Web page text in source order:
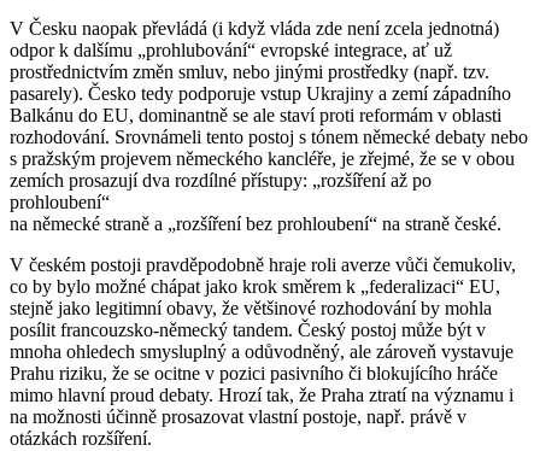
V Česku naopak převládá (i když vláda zde není zcela jednotná)
odpor k dalšímu „prohlubování“ evropské integrace, ať už
prostřednictvím změn smluv, nebo jinými prostředky (např. tzv.
pasarely). Česko tedy podporuje vstup Ukrajiny a zemí západního
Balkánu do EU, dominantně se ale staví proti reformám v oblasti
rozhodování. Srovnámeli tento postoj s tónem německé debaty nebo
s pražským projevem německého kancléře, je zřejmé, že se v obou
zemích prosazují dva rozdílné přístupy: „rozšíření až po
prohloubení“
na německé straně a „rozšíření bez prohloubení“ na straně české.
V českém postoji pravděpodobně hraje roli averze vůči čemukoliv,
co by bylo možné chápat jako krok směrem k „federalizaci“ EU,
stejně jako legitimní obavy, že většinové rozhodování by mohla
posílit francouzsko-německý tandem. Český postoj může být v
mnoha ohledech smysluplný a odůvodněný, ale zároveň vystavuje
Prahu riziku, že se ocitne v pozici pasivního či blokujícího hráče
mimo hlavní proud debaty. Hrozí tak, že Praha ztratí na významu i
na možnosti účinně prosazovat vlastní postoje, např. právě v
otázkách rozšíření.